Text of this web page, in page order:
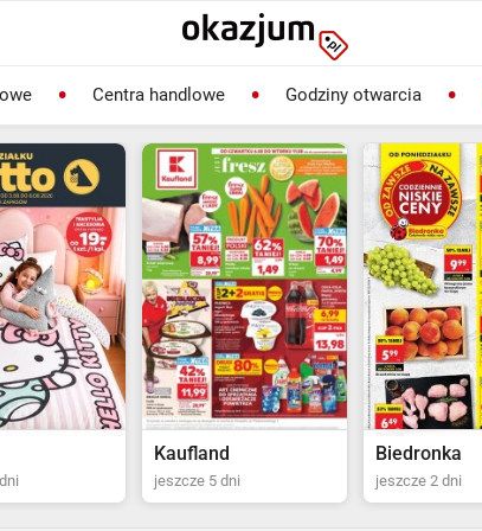
Centra handlowe Godziny otwarcia
Kaufland
jeszcze 5 dni
Biedronka
jeszcze 2 dni